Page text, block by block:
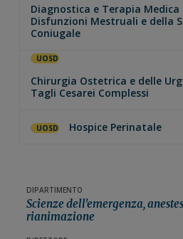
Diagnostica e Terapia Medica
Disfunzioni Mestruali e della
Coniugale
UOSD
Chirurgia Ostetrica e delle
Tagli Cesarei Complessi
UOSD Hospice Perinatale
DIPARTIMENTO
Scienze dell'emergenza,
rianimazione